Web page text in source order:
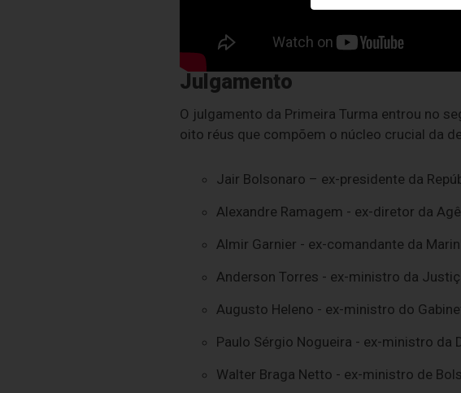
Julgamento
O julgamento da Primeira Turma entrou no
oito réus que compõem o núcleo crucial da
Jair Bolsonaro – ex-presidente da
Alexandre Ramagem - ex-diretor da
Almir Garnier - ex-comandante da
Anderson Torres - ex-ministro da
Augusto Heleno - ex-ministro do
Paulo Sérgio Nogueira - ex-ministro da
Walter Braga Netto - ex-ministro de